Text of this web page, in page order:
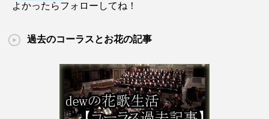
よかったらフォローしてね！
過去のコーラスとお花の記事